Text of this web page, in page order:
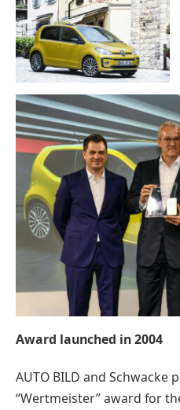
Award launched in 2004
AUTO BILD and Schwacke
“Wertmeister” award for